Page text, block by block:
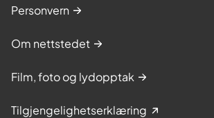
Personvern
Om nettstedet
Film, foto og lydopptak
Tilgjengelighetserklæring